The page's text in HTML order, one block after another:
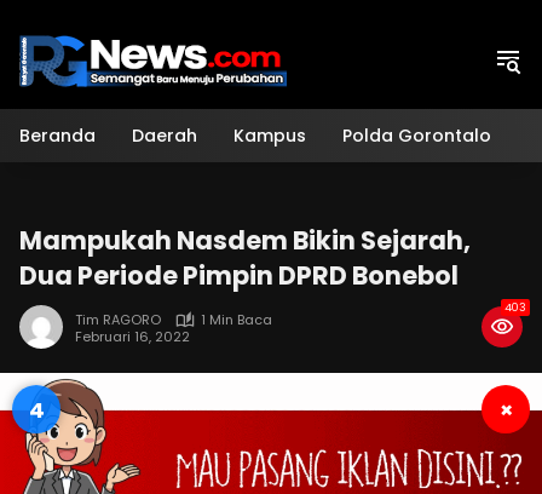
konten
Beranda Daerah Kampus Polda Gorontalo
Mampukah Nasdem Bikin Sejarah,
Dua Periode Pimpin DPRD Bonebol
Tim RAGORO
1 Min Baca
Februari 16, 2022
403
3 ×